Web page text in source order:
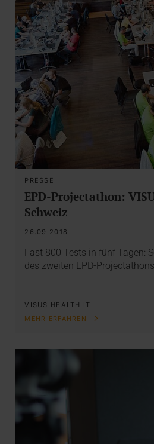
PRESSE
EPD-Projectathon:
Schweiz
26.09.2018
Fast 800 Tests in fünf Tagen:
des zweiten EPD-
VISUS HEALTH IT
MEHR ERFAHREN